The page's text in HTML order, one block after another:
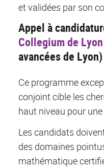
et validées par son
Appel à
Collegium de Lyon
avancées de Lyon)
Ce programme
conjoint cible les
haut niveau pour
Les candidats
des domaines
mathématique